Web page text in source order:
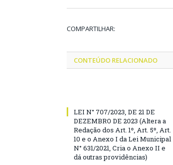
COMPARTILHAR:
CONTEÚDO RELACIONADO
LEI N° 707/2023, DE 21 DE
DEZEMBRO DE 2023 (Altera a
Redação dos Art. 1º, Art. 5º, Art.
10 e o Anexo I da Lei Municipal
N° 631/2021, Cria o Anexo II e
dá outras providências)